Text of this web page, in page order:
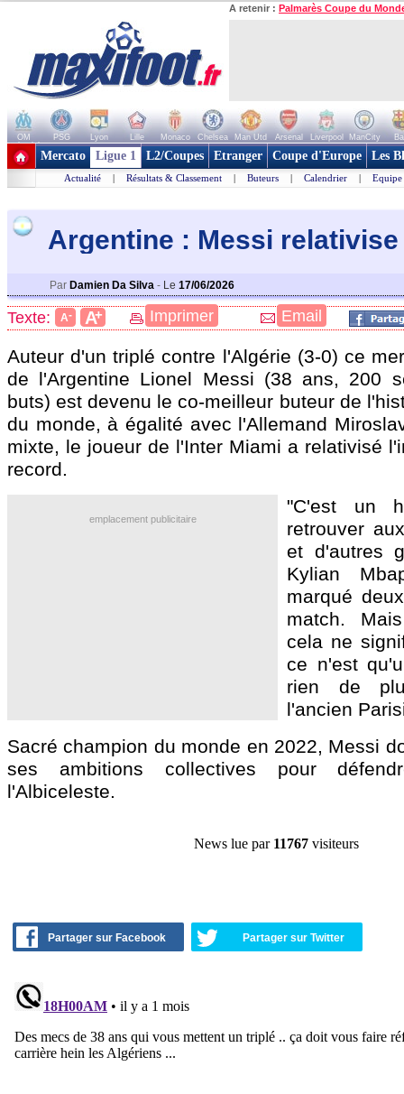
A retenir : Palmarès Coupe du
OM PSG Lyon Lille Monaco Chelsea Man Utd Arsenal Liverpool ManCity
+ de clubs
Mercato Ligue 1 L2/Coupes Etranger Coupe d'Europe Les
Actualité | Résultats & Classement | Buteurs | Calendrier | Equipe
Argentine : Messi
Par Damien Da Silva - Le 17/06/2026
Texte: A- A+ Imprimer Email
Auteur d'un triplé contre l'Algérie (3-0) ce
de l'Argentine Lionel Messi (38 ans, 200
buts) est devenu le co-meilleur buteur de
du monde, à égalité avec l'Allemand
mixte, le joueur de l'Inter Miami a relativisé
record.
emplacement publicitaire
"C'est un
retrouver
et d'autres
Kylian
marqué
match.
cela ne
ce n'est
rien de
l'ancien
Sacré champion du monde en 2022, Messi
ses ambitions collectives pour
l'Albiceleste.
News lue par 11767visiteurs
Partager sur Facebook Partager sur Twitter